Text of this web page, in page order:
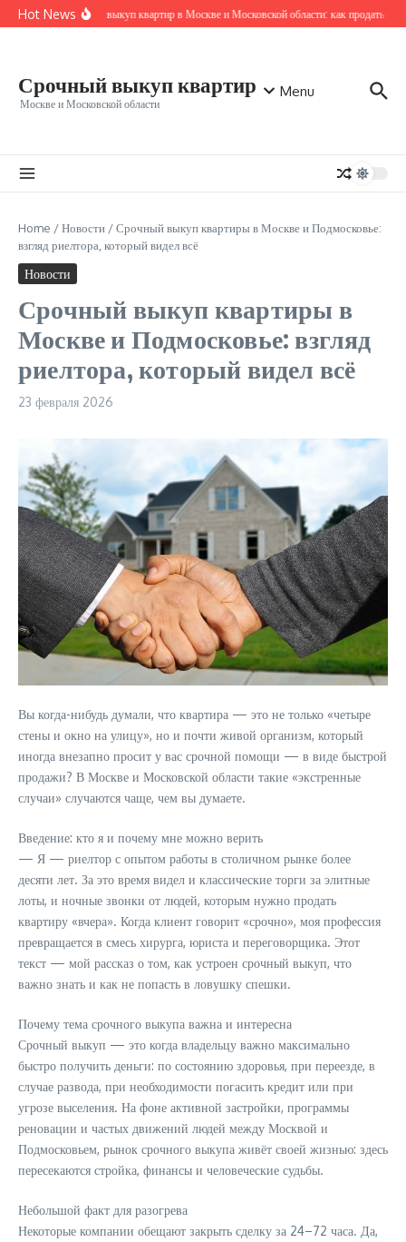
Перейти к содержанию
Hot NewsСрочный выкуп квартир в Москве и Московской области: как продать
Срочный выкуп квартир
Москве и Московской области
Menu
Home /Новости /Срочный выкуп квартиры в Москве и Подмосковье:
взгляд риелтора, который видел всё
Новости
Срочный выкуп квартиры в
Москве и Подмосковье: взгляд
риелтора, который видел всё
23 февраля 2026
Вы когда-нибудь думали, что квартира — это не только «четыре
стены и окно на улицу», но и почти живой организм, который
иногда внезапно просит у вас срочной помощи — в виде быстрой
продажи? В Москве и Московской области такие «экстренные
случаи» случаются чаще, чем вы думаете.
Введение: кто я и почему мне можно верить
— Я — риелтор с опытом работы в столичном рынке более
десяти лет. За это время видел и классические торги за элитные
лоты, и ночные звонки от людей, которым нужно продать
квартиру «вчера». Когда клиент говорит «срочно», моя профессия
превращается в смесь хирурга, юриста и переговорщика. Этот
текст — мой рассказ о том, как устроен срочный выкуп, что
важно знать и как не попасть в ловушку спешки.
Почему тема срочного выкупа важна и интересна
Срочный выкуп — это когда владельцу важно максимально
быстро получить деньги: по состоянию здоровья, при переезде, в
случае развода, при необходимости погасить кредит или при
угрозе выселения. На фоне активной застройки, программы
реновации и частых движений людей между Москвой и
Подмосковьем, рынок срочного выкупа живёт своей жизнью: здесь
пересекаются стройка, финансы и человеческие судьбы.
Небольшой факт для разогрева
Некоторые компании обещают закрыть сделку за 24–72 часа. Да,